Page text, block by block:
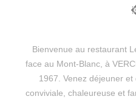
Bienvenue au restaurant
face au Mont-Blanc, à
1967. Venez déjeuner
conviviale, chaleureuse et